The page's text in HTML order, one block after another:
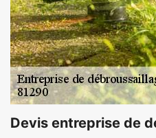
Devis entreprise de